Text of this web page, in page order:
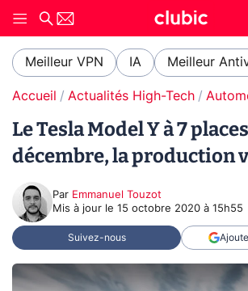
Meilleur VPN IA Meilleur
Accueil Actualités High-Tech
Le Tesla Model Y à 7
décembre, la production
Par Emmanuel Touzot
Mis à jour le 15 octobre 2020 à 15h55
Suivez-nous